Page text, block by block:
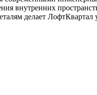
внутренних
делает